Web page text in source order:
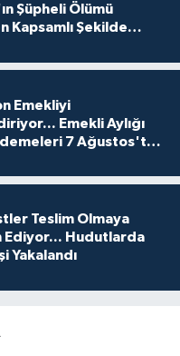
Şüpheli Ölümü
Kapsamlı Şekilde
Emekliyi
Emekli Aylığı
7 Ağustos'ta
Teslim Olmaya
Ediyor... Hudutlarda
Yakalandı